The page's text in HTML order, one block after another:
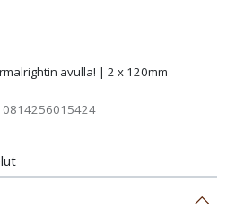
avulla! | 2 x 120mm
0814256015424